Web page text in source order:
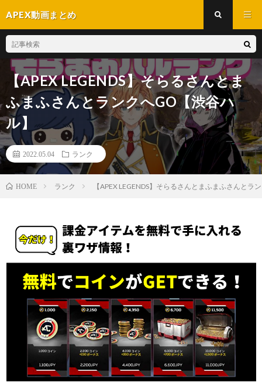
APEX動画まとめ
【APEX LEGENDS】そらるさんとま
ふまふさんとランクへGO【渋谷ハ
ル】
2022.05.04 ランク
HOME ランク 【APEX LEGENDS】そらるさんとまふまふさんとラ